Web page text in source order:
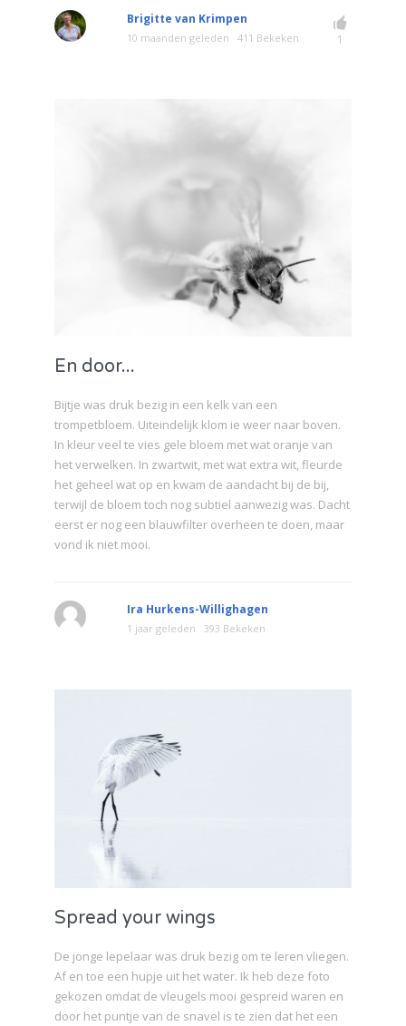
Brigitte van Krimpen
10 maanden geleden 411 Bekeken 1
En door...
Bijtje was druk bezig in een kelk van een
trompetbloem. Uiteindelijk klom ie weer naar boven.
In kleur veel te vies gele bloem met wat oranje van
het verwelken. In zwartwit, met wat extra wit, fleurde
het geheel wat op en kwam de aandacht bij de bij,
terwijl de bloem toch nog subtiel aanwezig was. Dacht
eerst er nog een blauwfilter overheen te doen, maar
vond ik niet mooi.
Ira Hurkens-Willighagen
1 jaar geleden 393 Bekeken
Spread your wings
De jonge lepelaar was druk bezig om te leren vliegen.
Af en toe een hupje uit het water. Ik heb deze foto
gekozen omdat de vleugels mooi gespreid waren en
door het puntje van de snavel is te zien dat het een